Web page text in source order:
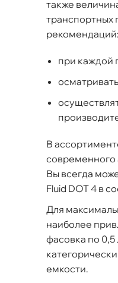
также
транспортных
рекомендаций:
при каждой
современного
ы всегда
Fluid DOT 4 в
Для
наиболее
фасовка по
емкости.